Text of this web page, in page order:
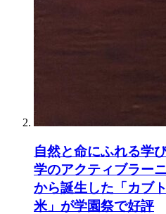
自然と命にふれる学
学のアクティブラー
から誕生した「カブ
米」が学園祭で好評